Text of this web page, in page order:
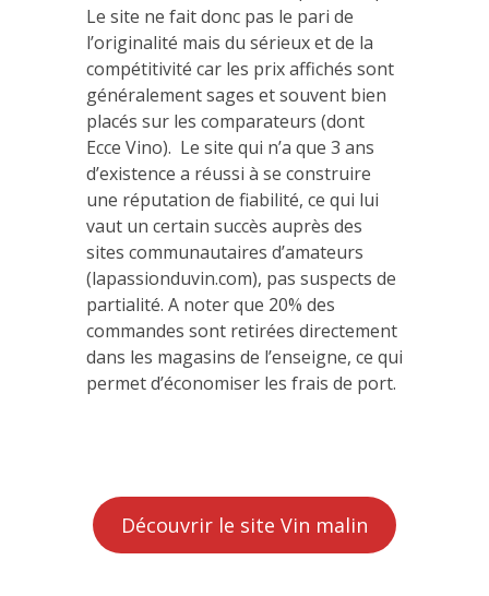
Le site ne fait donc pas le pari de
l’originalité mais du sérieux et de la
compétitivité car les prix affichés sont
généralement sages et souvent bien
placés sur les comparateurs (dont
Ecce Vino). Le site qui n’a que 3 ans
d’existence a réussi à se construire
une réputation de fiabilité, ce qui lui
vaut un certain succès auprès des
sites communautaires d’amateurs
(lapassionduvin.com), pas suspects de
partialité. A noter que 20% des
commandes sont retirées directement
dans les magasins de l’enseigne, ce qui
permet d’économiser les frais de port.
Découvrir le site Vin malin